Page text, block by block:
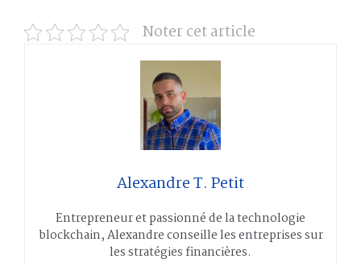
Noter cet article
Alexandre T. Petit
Entrepreneur et passionné de la technologie
blockchain, Alexandre conseille les entreprises sur
les stratégies financières.